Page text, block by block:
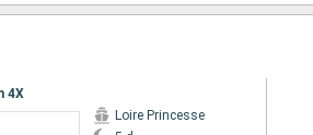
4X
Loire Princesse